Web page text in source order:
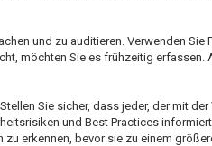
und zu auditieren. Verwenden
möchten Sie es frühzeitig erfassen.
Sie sicher, dass jeder, der mit
und Best Practices
erkennen, bevor sie zu einem